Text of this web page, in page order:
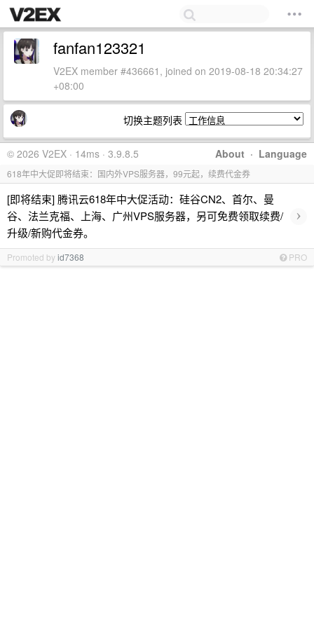
fanfan123321
V2EX member #436661, joined on 2019-08-18 20:34:27
+08:00
切换主题列表
About · Language
© 2026 V2EX · 14ms · 3.9.8.5
618年中大促即将结束：国内外VPS服务器，99元起，续费代金券
[即将结束] 腾讯云618年中大促活动：硅谷CN2、首尔、曼
谷、法兰克福、上海、广州VPS服务器，另可免费领取续费/
升级/新购代金券。
›
Promoted byid7368 PRO